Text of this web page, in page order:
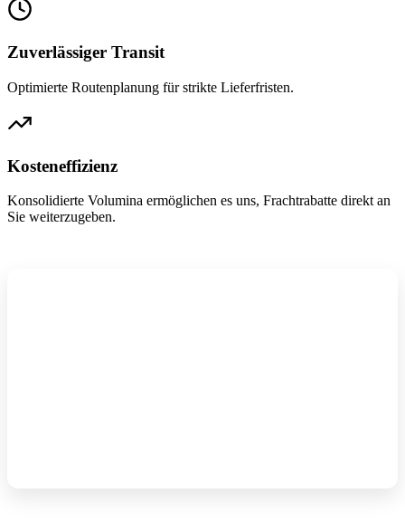
Zuverlässiger Transit
Optimierte Routenplanung für strikte Lieferfristen.
Kosteneffizienz
Konsolidierte Volumina ermöglichen es uns, Frachtrabatte direkt an
Sie weiterzugeben.